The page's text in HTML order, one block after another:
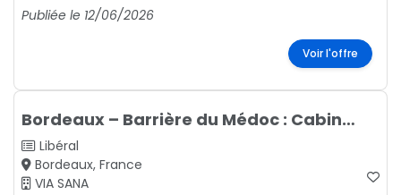
Publiée le 12/06/2026
Voir l'offre
Bordeaux – Barrière du Médoc : Cabinets médicaux & paramédicaux disponibles
Libéral
Bordeaux, France
VIA SANA